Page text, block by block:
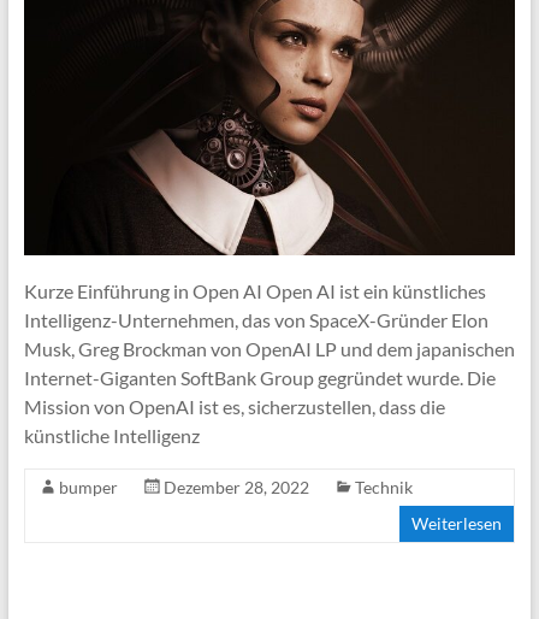
Kurze Einführung in Open AI Open AI ist ein künstliches
Intelligenz-Unternehmen, das von SpaceX-Gründer Elon
Musk, Greg Brockman von OpenAI LP und dem japanischen
Internet-Giganten SoftBank Group gegründet wurde. Die
Mission von OpenAI ist es, sicherzustellen, dass die
künstliche Intelligenz
bumper Dezember 28, 2022
Technik
Weiterlesen